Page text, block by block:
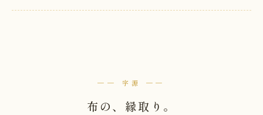
── 字源 ──
布の、縁取り。